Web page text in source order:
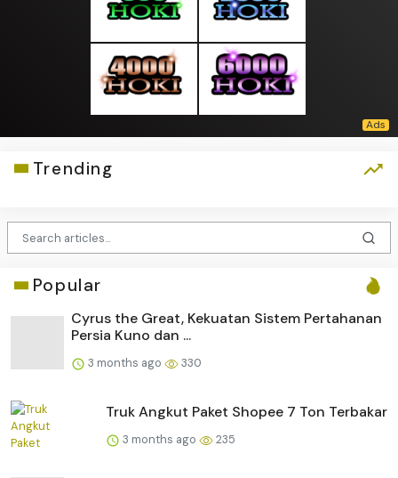
Trending
Popular
Cyrus the Great, Kekuatan Sistem Pertahanan
Persia Kuno dan ...
3 months ago 330
Truk Angkut Paket Shopee 7 Ton Terbakar
3 months ago 235